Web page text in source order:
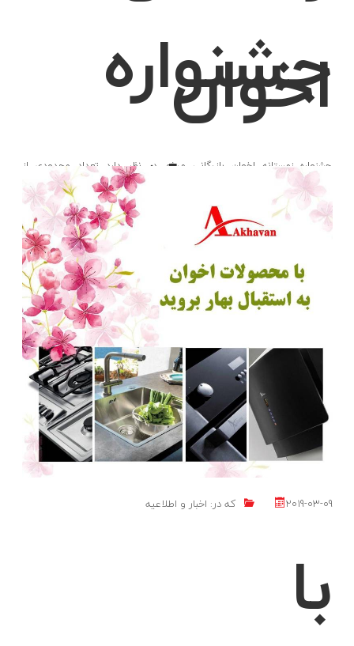
اخوان
جشنواره زمستانه اخوان بازرگانی میثم در نظر دارد تعداد محدودی از
تخفیف خواهد داشت . جهت اطلاع از
LIKE
جشنواره
زمستانه
اخوان
041////// 09146913400
LIKE
2019-03-09 که در: اخبار و اطلاعیه
با